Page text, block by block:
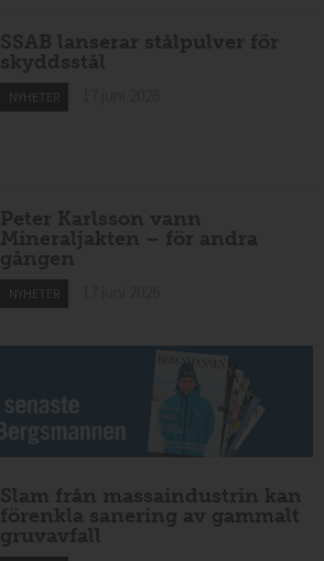
SSAB lanserar stålpulver för
skyddsstål
NYHETER
Peter Karlsson vann
Mineraljakten – för andra
gången
NYHETER
Slam från massaindustrin kan
förenkla sanering av gammalt
gruvavfall